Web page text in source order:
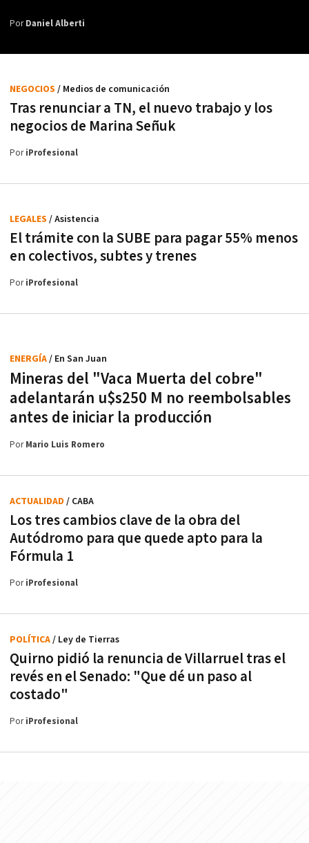
PorDaniel Alberti
Tras renunciar a TN, el nuevo trabajo y los
negocios de Marina Señuk
NEGOCIOS / Medios de comunicación
PoriProfesional
El trámite con la SUBE para pagar 55% menos
en colectivos, subtes y trenes
LEGALES / Asistencia
PoriProfesional
Mineras del "Vaca Muerta del cobre"
adelantarán u$s250 M no reembolsables
antes de iniciar la producción
ENERGÍA/ En San Juan
PorMario Luis Romero
Los tres cambios clave de la obra del
Autódromo para que quede apto para la
Fórmula 1
ACTUALIDAD / CABA
PoriProfesional
Quirno pidió la renuncia de Villarruel tras el
revés en el Senado: "Que dé un paso al
costado"
POLÍTICA/ Ley de Tierras
PoriProfesional